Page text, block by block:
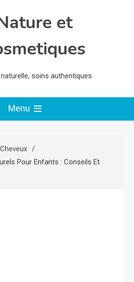
et
soins authentiques
Menu
Pour Enfants : Conseils Et